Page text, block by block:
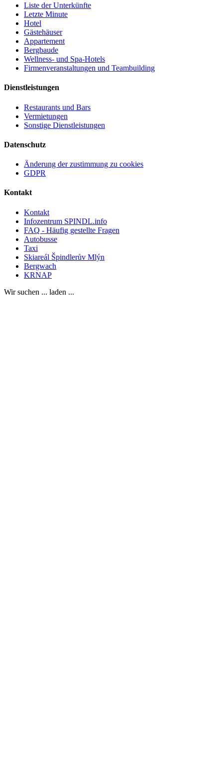
Liste der Unterkünfte
Letzte Minute
Hotel
Gästehäuser
Appartement
Bergbaude
Wellness- und Spa-Hotels
Firmenveranstaltungen und Teambuilding
Dienstleistungen
Restaurants und Bars
Vermietungen
Sonstige Dienstleistungen
Datenschutz
Änderung der zustimmung zu cookies
GDPR
Kontakt
Kontakt
Infozentrum SPINDL.info
FAQ - Häufig gestellte Fragen
Autobusse
Taxi
Skiareál Špindlerův Mlýn
Bergwach
KRNAP
Wir suchen ... laden ...